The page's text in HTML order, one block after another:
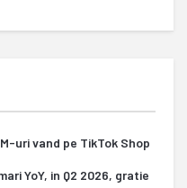
uri vand pe TikTok Shop
YoY, in Q2 2026, gratie